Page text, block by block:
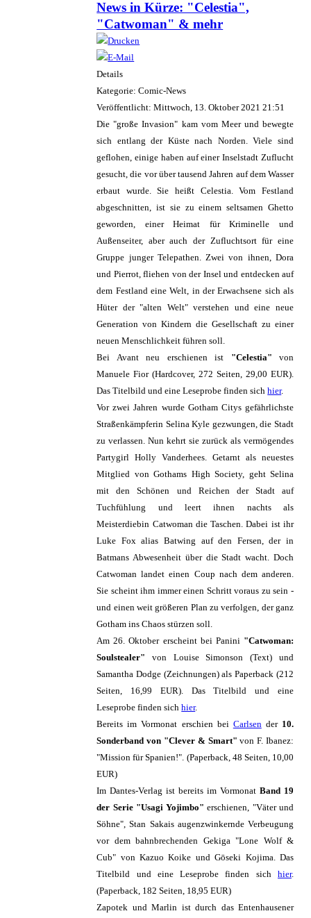
News in Kürze: "Celestia",
"Catwoman" & mehr
Details
Kategorie: Comic-News
Veröffentlicht: Mittwoch, 13. Oktober 2021 21:51
Die "große Invasion" kam vom Meer und bewegte
sich entlang der Küste nach Norden. Viele sind
geflohen, einige haben auf einer Inselstadt Zuflucht
gesucht, die vor über tausend Jahren auf dem Wasser
erbaut wurde. Sie heißt Celestia. Vom Festland
abgeschnitten, ist sie zu einem seltsamen Ghetto
geworden, einer Heimat für Kriminelle und
Außenseiter, aber auch der Zufluchtsort für eine
Gruppe junger Telepathen. Zwei von ihnen, Dora
und Pierrot, fliehen von der Insel und entdecken auf
dem Festland eine Welt, in der Erwachsene sich als
Hüter der "alten Welt" verstehen und eine neue
Generation von Kindern die Gesellschaft zu einer
neuen Menschlichkeit führen soll.
Bei Avant neu erschienen ist
"Celestia" von
Manuele Fior (Hardcover, 272 Seiten, 29,00 EUR).
Das Titelbild und eine Leseprobe finden sichhier.
Vor zwei Jahren wurde Gotham Citys gefährlichste
Straßenkämpferin Selina Kyle gezwungen, die Stadt
zu verlassen. Nun kehrt sie zurück als vermögendes
Partygirl Holly Vanderhees. Getarnt als neuestes
Mitglied von Gothams High Society, geht Selina
mit den Schönen und Reichen der Stadt auf
Tuchfühlung und leert ihnen nachts als
Meisterdiebin Catwoman die Taschen. Dabei ist ihr
Luke Fox alias Batwing auf den Fersen, der in
Batmans Abwesenheit über die Stadt wacht. Doch
Catwoman landet einen Coup nach dem anderen.
Sie scheint ihm immer einen Schritt voraus zu sein -
und einen weit größeren Plan zu verfolgen, der ganz
Gotham ins Chaos stürzen soll.
Am 26. Oktober erscheint bei Panini "Catwoman:
Soulstealer" von Louise Simonson (Text) und
Samantha Dodge (Zeichnungen) als Paperback (212
Seiten, 16,99 EUR). Das Titelbild und eine
Leseprobe finden sichhier.
Bereits im Vormonat erschien bei Carlsen der 10.
Sonderband von "Clever & Smart" von F. Ibanez:
"Mission für Spanien!". (Paperback, 48 Seiten, 10,00
EUR)
Im Dantes-Verlag ist bereits im Vormonat Band 19
der Serie "Usagi Yojimbo" erschienen, "Väter und
Söhne", Stan Sakais augenzwinkernde Verbeugung
vor dem bahnbrechenden Gekiga "Lone Wolf &
Cub" von Kazuo Koike und Gōseki Kojima. Das
Titelbild und eine Leseprobe finden sich hier.
(Paperback, 182 Seiten, 18,95 EUR)
Zapotek und Marlin ist durch das Entenhausener